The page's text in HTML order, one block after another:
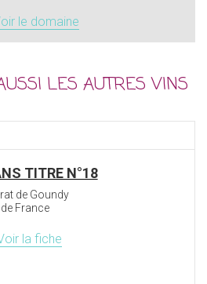
le domaine
LES AUTRES VINS
TITRE N°18
de Goundy
France
la fiche